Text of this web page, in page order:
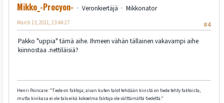
Mikko_-Procyon- Veronkiertäjä
Mikkonator
#4
March 13, 2011, 23:44:27
Pakko "uppia" tämä aihe. Ihmeen vähän tällainen vakavampi aihe
kiinnostaa .nettiläisiä?
Henri Poincare: "Tiede on faktoja; aivan kuten talot tehdään kivistä on tiede tehty faktoista;
mutta kivikasa ei ole talo eikä kokoelma faktoja ole välttämättä tiedettä."